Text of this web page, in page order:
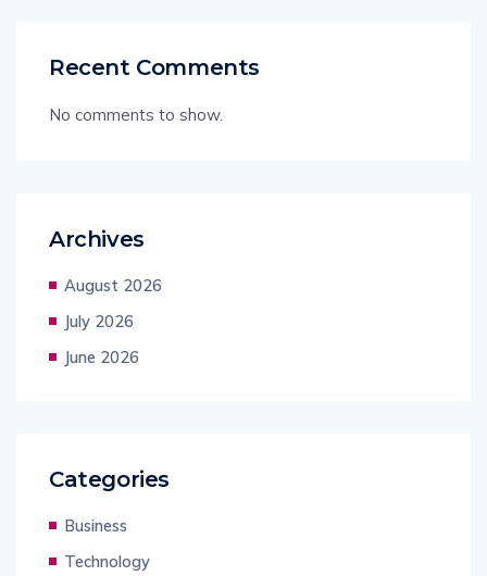
Recent Comments
No comments to show.
Archives
August 2026
July 2026
June 2026
Categories
Business
Technology